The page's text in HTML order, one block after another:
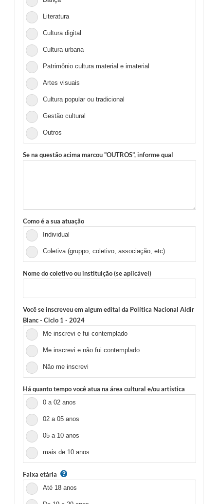
Literatura
Cultura digital
Cultura urbana
Patrimônio cultura material e imaterial
Artes visuais
Cultura popular ou tradicional
Gestão cultural
Outros
Se na questão acima marcou "OUTROS", informe qual
Como é a sua atuação
Individual
Coletiva (gruppo, coletivo, associação, etc)
Nome do coletivo ou instituição (se aplicável)
Você se inscreveu em algum edital da Política Nacional Aldir
Blanc - Ciclo 1 - 2024
Me inscrevi e fui contemplado
Me inscrevi e não fui contemplado
Não me inscrevi
Há quanto tempo você atua na área cultural e/ou artística
0 a 02 anos
02 a 05 anos
05 a 10 anos
mais de 10 anos
Faixa etária
Até 18 anos